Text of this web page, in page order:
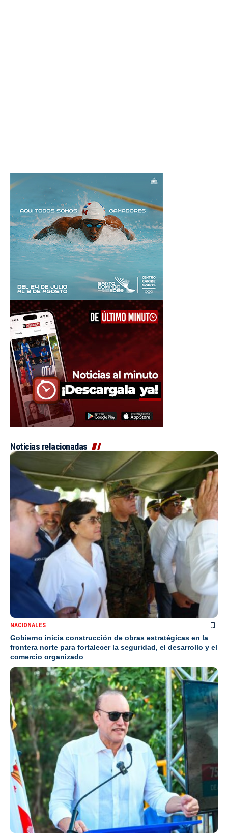
Noticias relacionadas
NACIONALES
Gobierno inicia construcción de obras estratégicas en la
frontera norte para fortalecer la seguridad, el desarrollo y el
comercio organizado